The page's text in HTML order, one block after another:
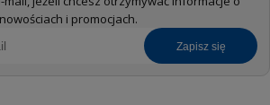
nowościach i promocjach.
zapisz się